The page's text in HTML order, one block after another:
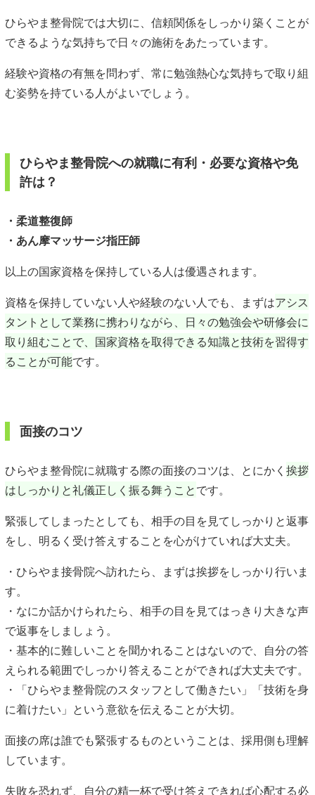
ひらやま整骨院では大切に、信頼関係をしっかり築くことが
できるような気持ちで日々の施術をあたっています。
経験や資格の有無を問わず、常に勉強熱心な気持ちで取り組
む姿勢を持ている人がよいでしょう。
ひらやま整骨院への就職に有利・必要な資格や免
許は？
・柔道整復師
・あん摩マッサージ指圧師
以上の国家資格を保持している人は優遇されます。
資格を保持していない人や経験のない人でも、まずはアシス
タントとして業務に携わりながら、日々の勉強会や研修会に
取り組むことで、国家資格を取得できる知識と技術を習得す
ることが可能です。
面接のコツ
ひらやま整骨院に就職する際の面接のコツは、とにかく 挨拶
はしっかりと礼儀正しく振る舞うことです。
緊張してしまったとしても、相手の目を見てしっかりと返事
をし、明るく受け答えすることを心がけていれば大丈夫。
・ひらやま接骨院へ訪れたら、まずは挨拶をしっかり行いま
す。
・なにか話かけられたら、相手の目を見てはっきり大きな声
で返事をしましょう。
・基本的に難しいことを聞かれることはないので、自分の答
えられる範囲でしっかり答えることができれば大丈夫です。
・「ひらやま整骨院のスタッフとして働きたい」「技術を身
に着けたい」という意欲を伝えることが大切。
面接の席は誰でも緊張するものということは、採用側も理解
しています。
失敗を恐れず、自分の精一杯で受け答えできれば心配する必